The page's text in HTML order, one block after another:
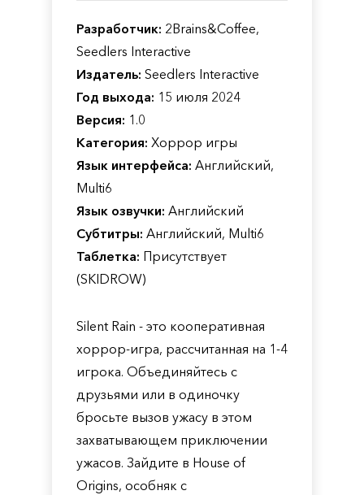
Разработчик: 2Brains&Coffee,
Seedlers Interactive
Издатель: Seedlers Interactive
Год выхода: 15 июля 2024
Версия: 1.0
Категория: Хоррор игры
Язык интерфейса: Английский,
Multi6
Язык озвучки: Английский
Субтитры: Английский, Multi6
Таблетка: Присутствует
(SKIDROW)
Silent Rain - это кооперативная
хоррор-игра, рассчитанная на 1-4
игрока. Объединяйтесь с
друзьями или в одиночку
бросьте вызов ужасу в этом
захватывающем приключении
ужасов. Зайдите в House of
Origins, особняк с